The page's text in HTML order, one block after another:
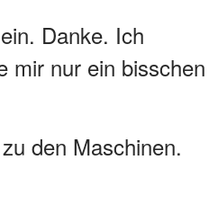
Danke. Ich
mir nur ein bisschen
den Maschinen.